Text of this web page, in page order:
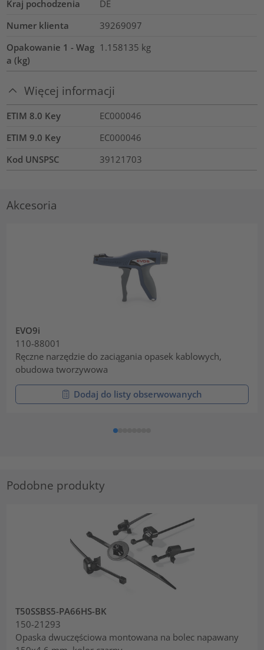
Kraj pochodzenia
DE
Numer klienta
39269097
Opakowanie 1 - Wag
a (kg)
1.158135 kg
Więcej informacji
ETIM 8.0 Key
EC000046
ETIM 9.0 Key
EC000046
Kod UNSPSC
39121703
Akcesoria
EVO9i
110-88001
Ręczne narzędzie do zaciągania opasek kablowych,
obudowa tworzywowa
Dodaj do listy obserwowanych
Podobne produkty
T50SSBS5-PA66HS-BK
150-21293
Opaska dwuczęściowa montowana na bolec napawany